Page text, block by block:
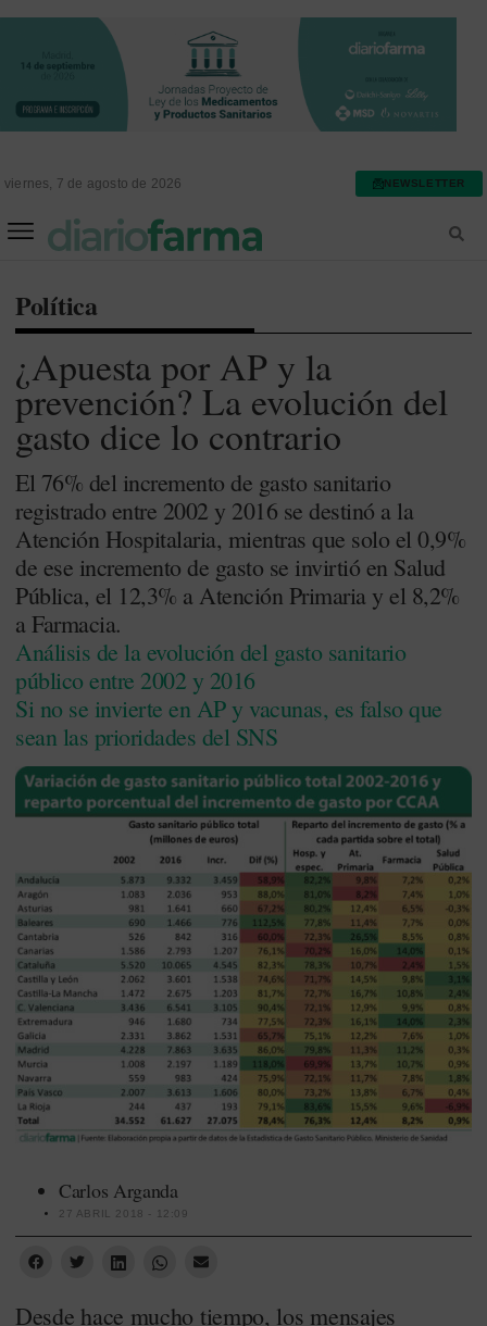
viernes, 7 de agosto de 2026 NEWSLETTER
Política
¿Apuesta por AP y la
prevención? La evolución del
gasto dice lo contrario
El 76% del incremento de gasto sanitario
registrado entre 2002 y 2016 se destinó a la
Atención Hospitalaria, mientras que solo el 0,9%
de ese incremento de gasto se invirtió en Salud
Pública, el 12,3% a Atención Primaria y el 8,2%
a Farmacia.
Análisis de la evolución del gasto sanitario
público entre 2002 y 2016
Si no se invierte en AP y vacunas, es falso que
sean las prioridades del SNS
Carlos Arganda
27 ABRIL 2018 - 12:09
Desde hace mucho tiempo, los mensajes